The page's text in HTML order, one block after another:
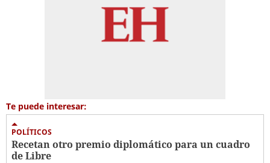
Te puede interesar:
POLÍTICOS
Recetan otro premio diplomático para un cuadro
de Libre